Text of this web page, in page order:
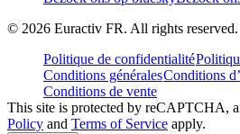
© 2026 Euractiv FR. All rights reserved.
Politique de confidentialité
Conditions généralesConditions
Conditions de vente
This site is protected by reCAPTCHA,
Policy and Terms of Service apply.